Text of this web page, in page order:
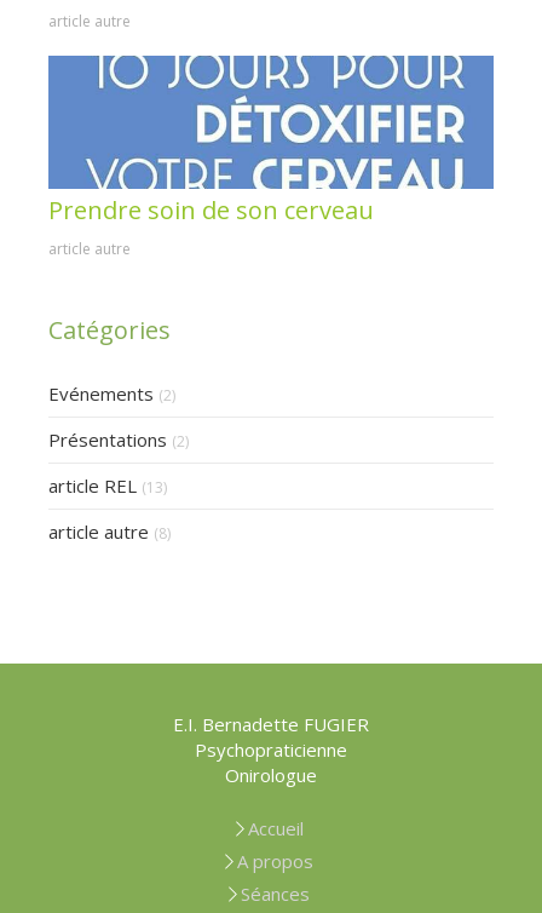
article autre
Prendre soin de son cerveau
article autre
Catégories
Evénements (2)
Présentations (2)
article REL (13)
article autre (8)
E.I. Bernadette FUGIER
Psychopraticienne
Onirologue
Accueil
A propos
Séances